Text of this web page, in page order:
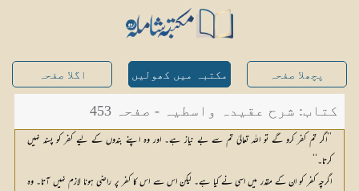
پچھلا صفحہ مکتبہ میں کھولیں اگلا صفحہ
کتاب: شرح عقیدہ واسطیہ - صفحہ 453
’’اگر تم کفر کرو گے تو اللہ تعالیٰ تم سے بے نیاز ہے۔ اور وہ اپنے بندوں کے لیے کفر کو پسند نہیں
کرتا۔‘‘
اگرچہ کفر کو ان کے مقدر میں اسی نے کیا ہے۔ لیکن اس سے اس کا کفر پر راضی ہونا لازم نہیں آتا۔ وہ